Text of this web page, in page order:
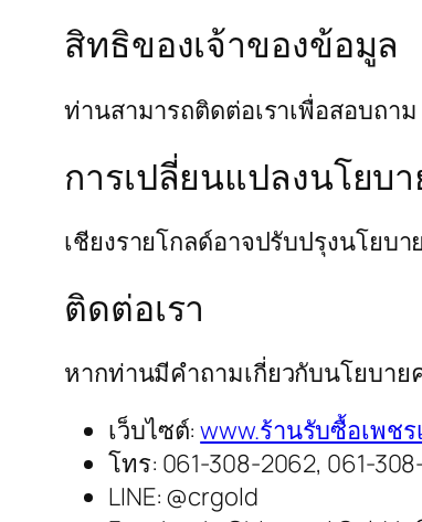
สิทธิของเจ้าของข้อมูล
ท่านสามารถติดต่อเราเพื่อสอบถา
การเปลี่ยนแปลงนโยบา
เชียงรายโกลด์อาจปรับปรุงนโยบ
ติดต่อเรา
หากท่านมีคำถามเกี่ยวกับนโยบาย
เว็บไซต์:www.ร้านรับซื้อเพชร
โทร: 061-308-2062, 061-
LINE: @crgold